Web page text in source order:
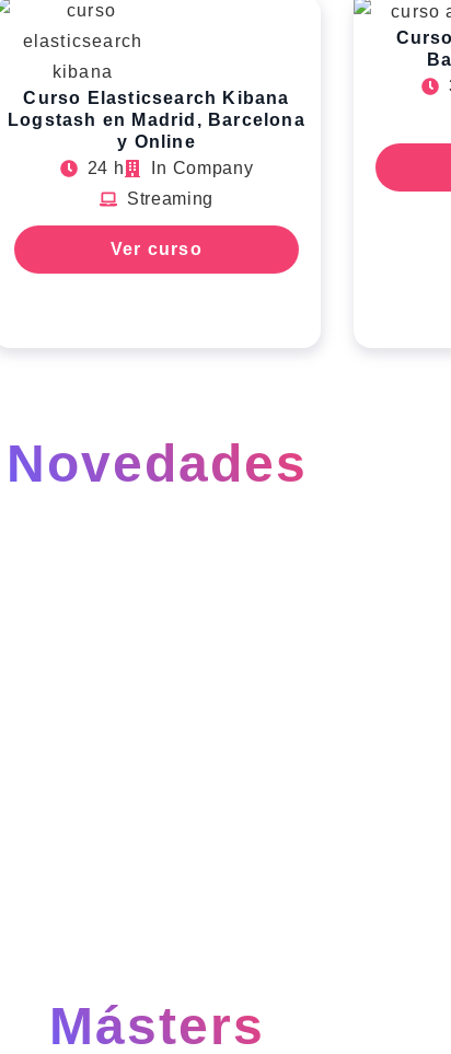
Curso Elasticsearch Kibana
Logstash en Madrid, Barcelona
y Online
24 h
In Company
Streaming
Ver curso
Novedades
Másters